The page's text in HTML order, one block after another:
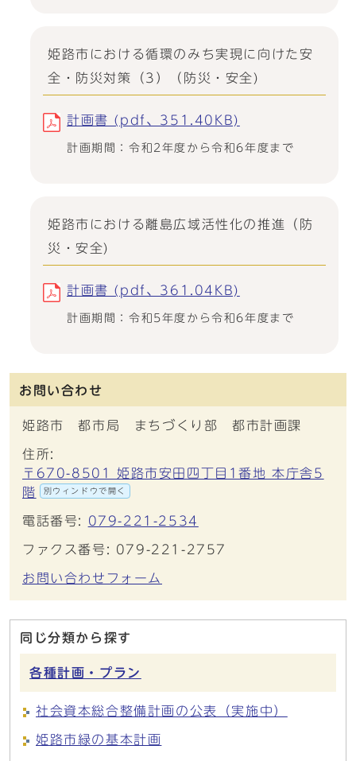
姫路市における循環のみち実現に向けた安
全・防災対策（3）（防災・安全)
計画書 (pdf、351.40KB)
計画期間：令和2年度から令和6年度まで
姫路市における離島広域活性化の推進（防
災・安全)
計画書 (pdf、361.04KB)
計画期間：令和5年度から令和6年度まで
お問い合わせ
姫路市 都市局 まちづくり部 都市計画課
住所:
〒670-8501 姫路市安田四丁目1番地 本庁舎5
階
別ウィンドウで開く
電話番号: 079-221-2534
ファクス番号: 079-221-2757
お問い合わせフォーム
同じ分類から探す
各種計画・プラン
社会資本総合整備計画の公表（実施中）
姫路市緑の基本計画